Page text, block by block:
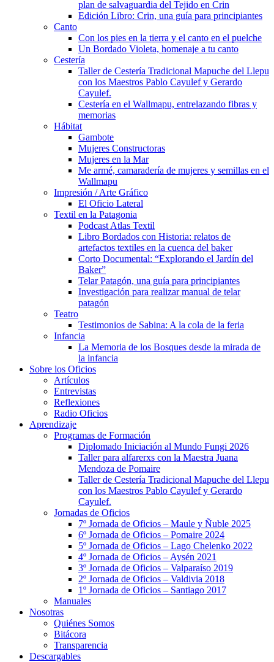
plan de salvaguardia del Tejido en Crin
Edición Libro: Crin, una guía para principiantes
Canto
Con los pies en la tierra y el canto en el puelche
Un Bordado Violeta, homenaje a tu canto
Cestería
Taller de Cestería Tradicional Mapuche del Llepu
con los Maestros Pablo Cayulef y Gerardo
Cayulef.
Cestería en el Wallmapu, entrelazando fibras y
memorias
Hábitat
Gambote
Mujeres Constructoras
Mujeres en la Mar
Me armé, camaradería de mujeres y semillas en el
Wallmapu
Impresión / Arte Gráfico
El Oficio Lateral
Textil en la Patagonia
Podcast Atlas Textil
Libro Bordados con Historia: relatos de
artefactos textiles en la cuenca del baker
Corto Documental: “Explorando el Jardín del
Baker”
Telar Patagón, una guía para principiantes
Investigación para realizar manual de telar
patagón
Teatro
Testimonios de Sabina: A la cola de la feria
Infancia
La Memoria de los Bosques desde la mirada de
la infancia
Sobre los Oficios
Artículos
Entrevistas
Reflexiones
Radio Oficios
Aprendizaje
Programas de Formación
Diplomado Iniciación al Mundo Fungi 2026
Taller para alfarerxs con la Maestra Juana
Mendoza de Pomaire
Taller de Cestería Tradicional Mapuche del Llepu
con los Maestros Pablo Cayulef y Gerardo
Cayulef.
Jornadas de Oficios
7º Jornada de Oficios – Maule y Ñuble 2025
6º Jornada de Oficios – Pomaire 2024
5º Jornada de Oficios – Lago Chelenko 2022
4º Jornada de Oficios – Aysén 2021
3º Jornada de Oficios – Valparaíso 2019
2º Jornada de Oficios – Valdivia 2018
1º Jornada de Oficios – Santiago 2017
Manuales
Nosotras
Quiénes Somos
Bitácora
Transparencia
Descargables